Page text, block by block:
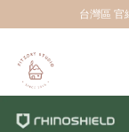
台灣區 官
您的購